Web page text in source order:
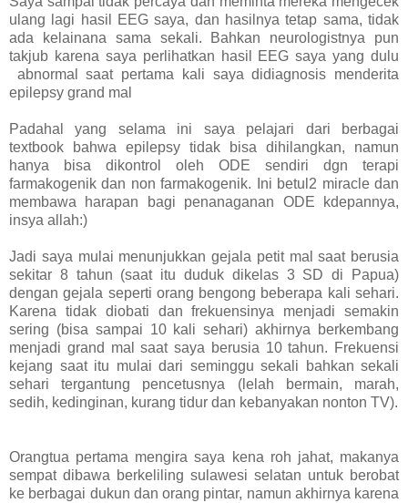
ulang lagi hasil EEG saya, dan hasilnya tetap sama, tidak
ada kelainana sama sekali. Bahkan neurologistnya pun
takjub karena saya perlihatkan hasil EEG saya yang dulu
abnormal saat pertama kali saya didiagnosis menderita
epilepsy grand mal
Padahal yang selama ini saya pelajari dari berbagai
textbook bahwa epilepsy tidak bisa dihilangkan, namun
hanya bisa dikontrol oleh ODE sendiri dgn terapi
farmakogenik dan non farmakogenik. Ini betul2 miracle dan
membawa harapan bagi penanaganan ODE kdepannya,
insya allah:)
Jadi saya mulai menunjukkan gejala petit mal saat berusia
sekitar 8 tahun (saat itu duduk dikelas 3 SD di Papua)
dengan gejala seperti orang bengong beberapa kali sehari.
Karena tidak diobati dan frekuensinya menjadi semakin
sering (bisa sampai 10 kali sehari) akhirnya berkembang
menjadi grand mal saat saya berusia 10 tahun. Frekuensi
kejang saat itu mulai dari seminggu sekali bahkan sekali
sehari tergantung pencetusnya (lelah bermain, marah,
sedih, kedinginan, kurang tidur dan kebanyakan nonton TV).
Orangtua pertama mengira saya kena roh jahat, makanya
sempat dibawa berkeliling sulawesi selatan untuk berobat
ke berbagai dukun dan orang pintar, namun akhirnya karena